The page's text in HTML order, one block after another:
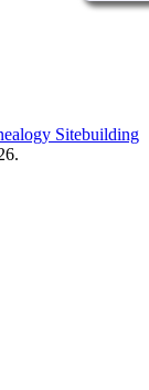
Sitebuilding